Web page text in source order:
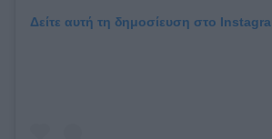
Δείτε αυτή τη δημοσίευση στο